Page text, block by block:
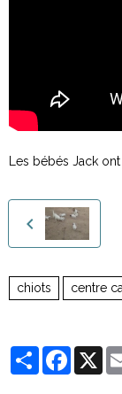
Les bébés Jack
chiots centre
Partager X